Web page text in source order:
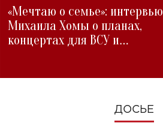
«Мечтаю о семье»: интервью
Михаила Хомы о планах,
концертах для ВСУ и
ДОСЬЕ